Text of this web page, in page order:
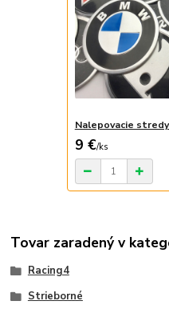
Nalepovacie
9 €/ks
Tovar zaradený v
Racing4
Strieborné